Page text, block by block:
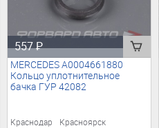
557₽
MERCEDES A0004661880
Кольцо уплотнительное
бачка ГУР 42082
Краснодар Красноярск